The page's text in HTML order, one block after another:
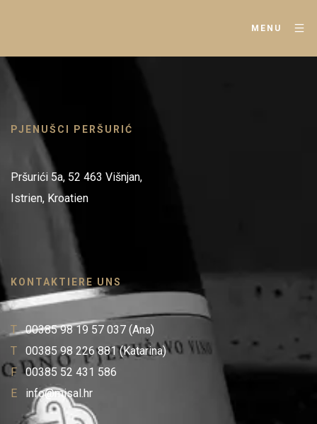
MENU
PJENUŠCI PERŠURIĆ
Pršurići 5a, 52 463 Višnjan,
Istrien, Kroatien
KONTAKTIERE UNS
T 00385 98 19 57 037 (Ana)
T
00385 98 226 881 (Katarina)
F 00385 52 431 586
E
info@misal.hr